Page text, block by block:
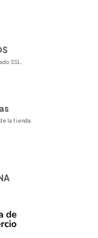
SSL.
la tienda.